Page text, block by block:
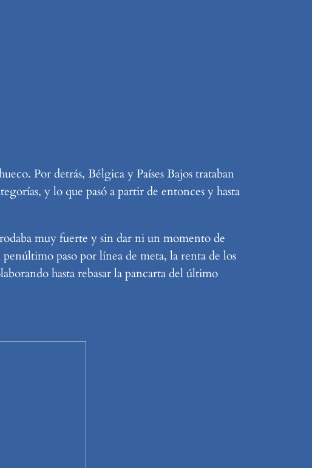
Por detrás, Bélgica y Países Bajos trataban
y lo que pasó a partir de entonces y hasta
muy fuerte y sin dar ni un momento de
paso por línea de meta, la renta de los
hasta rebasar la pancarta del último